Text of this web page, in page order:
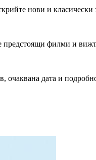
нови и
предстоящи филми и
очаквана дата и